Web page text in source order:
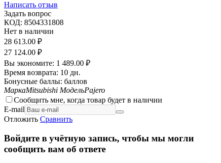
Написать отзыв
Задать вопрос
КОД: 8504331808
Нет в наличии
28 613.00 ₽
27 124.00 ₽
Вы экономите: 1 489.00 ₽
Время возврата: 10 дн.
Бонусные баллы: баллов
МаркаMitsubishi МодельPajero
Сообщить мне, когда товар будет в наличии
E-mail
Отложить Сравнить
Войдите в учётную запись, чтобы мы могли
сообщить вам об ответе